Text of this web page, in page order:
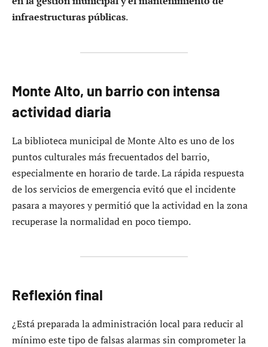
infraestructuras públicas.
Monte Alto, un barrio con intensa
actividad diaria
La biblioteca municipal de Monte Alto es uno de los
puntos culturales más frecuentados del barrio,
especialmente en horario de tarde. La rápida respuesta
de los servicios de emergencia evitó que el incidente
pasara a mayores y permitió que la actividad en la zona
recuperase la normalidad en poco tiempo.
Reflexión final
¿Está preparada la administración local para reducir al
mínimo este tipo de falsas alarmas sin comprometer la